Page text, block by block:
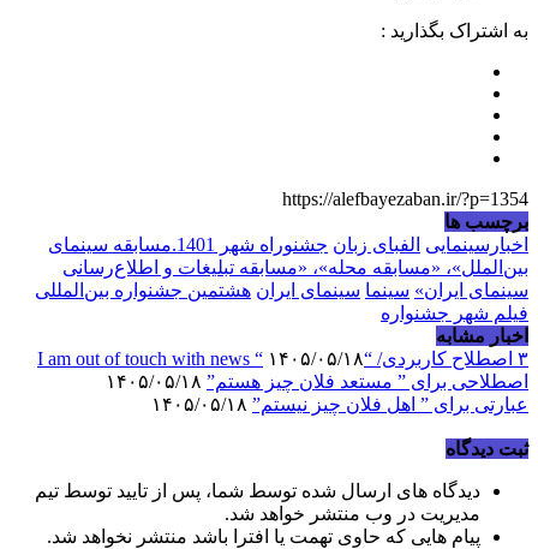
به اشتراک بگذارید :
https://alefbayezaban.ir/?p=1354
برچسب ها
اخبارسینمایی الفبای زبان
جشنوراه شهر 1401.مسابقه سینمای
بین‌الملل»، «مسابقه محله»، «مسابقه تبلیغات و اطلاع‌رسانی
سینمای ایران» سینما سینمای ایران هشتمین جشنواره بین‌المللی
فیلم شهر جشنواره
اخبار مشابه
۳ اصطلاح کاربردی/ “I am out of touch with news “
۱۴۰۵/۰۵/۱۸
اصطلاحی برای ” مستعد فلان چیز هستم”
عبارتی برای ” اهل فلان چیز نیستم”
ثبت دیدگاه
دیدگاه های ارسال شده توسط شما، پس از تایید توسط تیم
مدیریت در وب منتشر خواهد شد.
پیام هایی که حاوی تهمت یا افترا باشد منتشر نخواهد شد.